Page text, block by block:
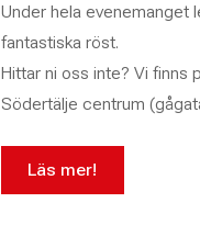
Under hela evenemanget
fantastiska röst.
Hittar ni oss inte? Vi finns
Södertälje centrum
Läs mer!